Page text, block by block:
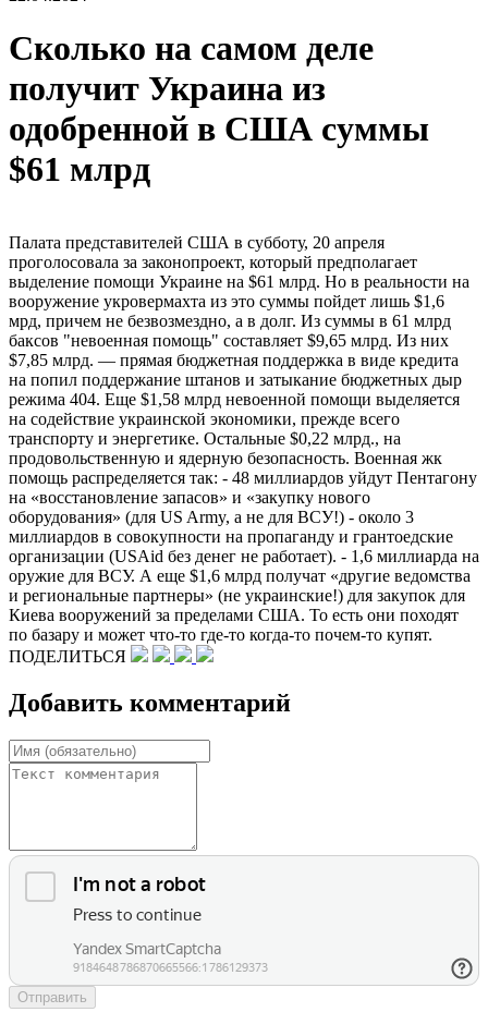
Сколько на самом деле
получит Украина из
одобренной в США суммы
$61 млрд
Палата представителей США в субботу, 20 апреля
проголосовала за законопроект, который предполагает
выделение помощи Украине на $61 млрд. Но в реальности на
вооружение укровермахта из это суммы пойдет лишь $1,6
мрд, причем не безвозмездно, а в долг. Из суммы в 61 млрд
баксов "невоенная помощь" составляет $9,65 млрд. Из них
$7,85 млрд. — прямая бюджетная поддержка в виде кредита
на попил поддержание штанов и затыкание бюджетных дыр
режима 404. Еще $1,58 млрд невоенной помощи выделяется
на содействие украинской экономики, прежде всего
транспорту и энергетике. Остальные $0,22 млрд., на
продовольственную и ядерную безопасность. Военная жк
помощь распределяется так: - 48 миллиардов уйдут Пентагону
на «восстановление запасов» и «закупку нового
оборудования» (для US Army, а не для ВСУ!) - около 3
миллиардов в совокупности на пропаганду и грантоедские
организации (USAid без денег не работает). - 1,6 миллиарда на
оружие для ВСУ. А еще $1,6 млрд получат «другие ведомства
и региональные партнеры» (не украинские!) для закупок для
Киева вооружений за пределами США. То есть они походят
по базару и может что-то где-то когда-то почем-то купят.
ПОДЕЛИТЬСЯ
Добавить комментарий
Отправить